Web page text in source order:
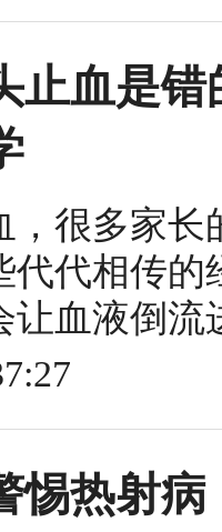
止血是
，很多家
代代相传
让血液倒
惕热射